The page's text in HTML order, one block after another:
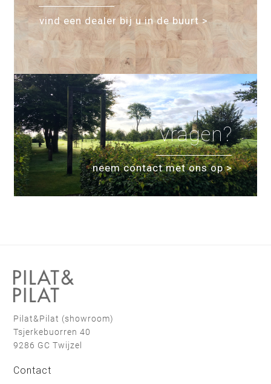
vind een dealer bij u in de buurt >
vragen?
neem contact met ons op >
Pilat&Pilat (showroom)
Tsjerkebuorren 40
9286 GC Twijzel
Contact